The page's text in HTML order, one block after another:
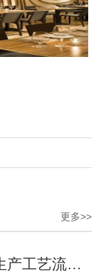
更多>>
铝单板喷涂的生产工艺流程是怎么样的